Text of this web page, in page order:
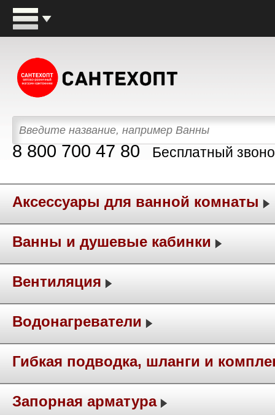
8 800 700 47 80 Бесплатный
Аксессуары для ванной комнаты
Ванны и душевые кабинки
Вентиляция
Водонагреватели
Гибкая подводка, шланги и
Запорная арматура